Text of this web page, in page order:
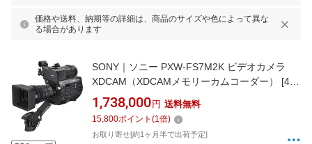
価格や送料、納期等の詳細は、商品のサイズや色によって異な
る場合があります
SONY｜ソニー PXW-FS7M2K ビデオカメラ
XDCAM（XDCAMメモリーカムコーダー） [4K
対応][PXWFS7M2K]
1,738,000 円 送料無料
15,800ポイント (1倍)
お取り寄せ[約1ヶ月半で出荷予定]